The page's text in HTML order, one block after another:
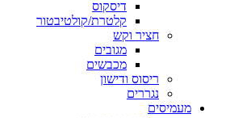
דיסקוס
קלטרת/קולטיבטור
חציר וקש
מגובים
מכבשים
ריסוס ודישון
נגררים
מעמיסים